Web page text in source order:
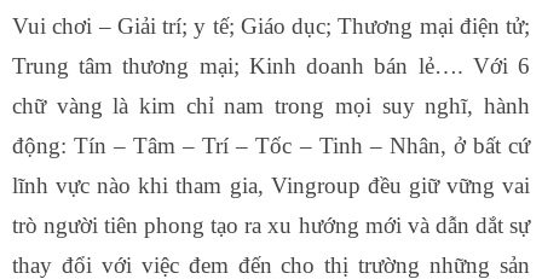
Vui chơi – Giải trí; y tế; Giáo dục; Thương mại điện tử;
Trung tâm thương mại; Kinh doanh bán lẻ…. Với 6
chữ vàng là kim chỉ nam trong mọi suy nghĩ, hành
động: Tín – Tâm – Trí – Tốc – Tinh – Nhân, ở bất cứ
lĩnh vực nào khi tham gia, Vingroup đều giữ vững vai
trò người tiên phong tạo ra xu hướng mới và dẫn dắt sự
thay đổi với việc đem đến cho thị trường những sản